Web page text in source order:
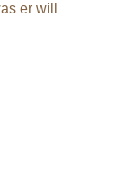
er will